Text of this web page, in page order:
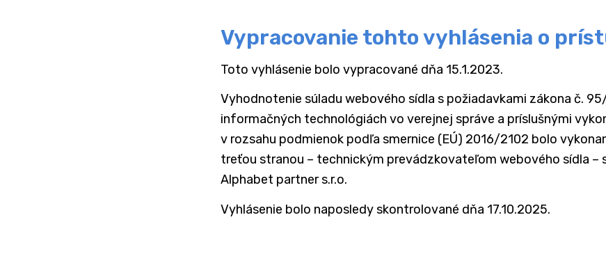
Vypracovanie tohto vyhlásenia o
Toto vyhlásenie bolo vypracované dňa 15.1.2023.
Vyhodnotenie súladu webového sídla s požiadavkami zákona č.
informačných technológiách vo verejnej správe a príslušnými
v rozsahu podmienok podľa smernice (EÚ) 2016/2102 bolo
treťou stranou – technickým prevádzkovateľom webového sídla –
Alphabet partner s.r.o.
Vyhlásenie bolo naposledy skontrolované dňa 17.10.2025.